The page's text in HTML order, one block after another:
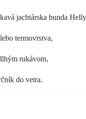
jachtárska bunda
termovrstva,
rukávom,
do vetra.